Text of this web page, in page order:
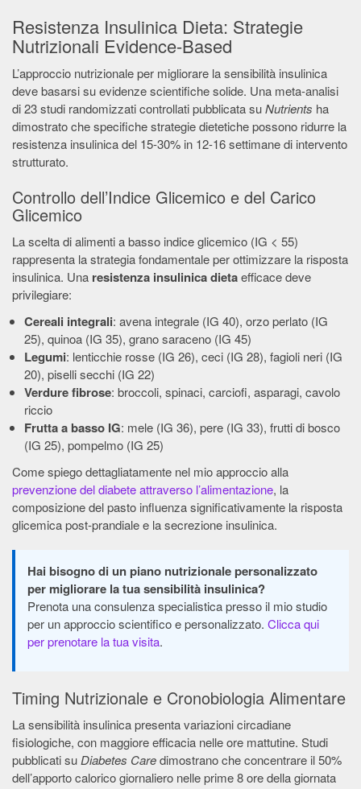
Resistenza Insulinica Dieta: Strategie
Nutrizionali Evidence-Based
L’approccio nutrizionale per migliorare la sensibilità insulinica
deve basarsi su evidenze scientifiche solide. Una meta-analisi
di 23 studi randomizzati controllati pubblicata suNutrients ha
dimostrato che specifiche strategie dietetiche possono ridurre la
resistenza insulinica del 15-30% in 12-16 settimane di intervento
strutturato.
Controllo dell’Indice Glicemico e del Carico
Glicemico
La scelta di alimenti a basso indice glicemico (IG < 55)
rappresenta la strategia fondamentale per ottimizzare la risposta
insulinica. Una resistenza insulinica dietaefficace deve
privilegiare:
Cereali integrali: avena integrale (IG 40), orzo perlato (IG
25), quinoa (IG 35), grano saraceno (IG 45)
Legumi: lenticchie rosse (IG 26), ceci (IG 28), fagioli neri (IG
20), piselli secchi (IG 22)
Verdure fibrose: broccoli, spinaci, carciofi, asparagi, cavolo
riccio
Frutta a basso IG: mele (IG 36), pere (IG 33), frutti di bosco
(IG 25), pompelmo (IG 25)
Come spiego dettagliatamente nel mio approccio alla
prevenzione del diabete attraverso l’alimentazione, la
composizione del pasto influenza significativamente la risposta
glicemica post-prandiale e la secrezione insulinica.
Hai bisogno di un piano nutrizionale personalizzato
per migliorare la tua sensibilità insulinica?
Prenota una consulenza specialistica presso il mio studio
per un approccio scientifico e personalizzato. Clicca qui
per prenotare la tua visita.
Timing Nutrizionale e Cronobiologia Alimentare
La sensibilità insulinica presenta variazioni circadiane
fisiologiche, con maggiore efficacia nelle ore mattutine. Studi
pubblicati su Diabetes Caredimostrano che concentrare il 50%
dell’apporto calorico giornaliero nelle prime 8 ore della giornata